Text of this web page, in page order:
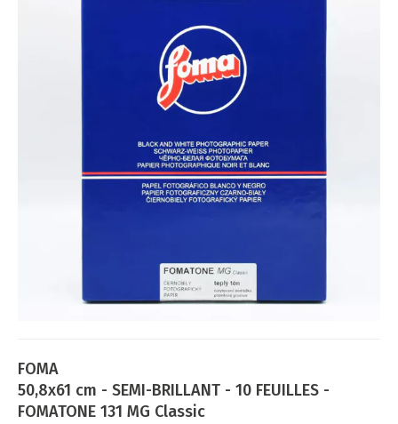
FOMA
50,8x61 cm - SEMI-BRILLANT - 10 FEUILLES -
FOMATONE 131 MG Classic